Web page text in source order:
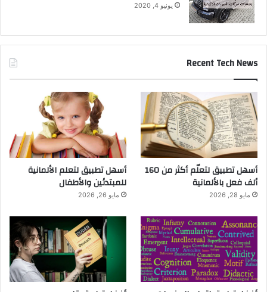
يونيو 4, 2020
Recent Tech News
أسهل تطبيق لتعلّم أكثر من 160
ألف فعل بالألمانية
مايو 28, 2026
أسهل تطبيق لتعلم الألمانية
للمبتدئين والأطفال
مايو 26, 2026